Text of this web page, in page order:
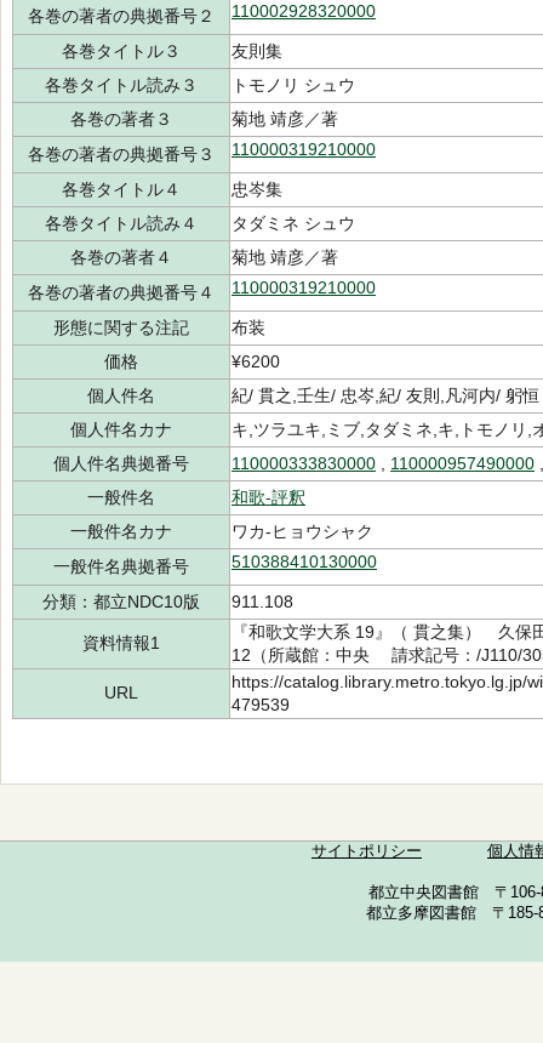
各巻の著者の典拠番号２
110002928320000
各巻タイトル３
友則集
各巻タイトル読み３
トモノリ シュウ
各巻の著者３
菊地 靖彦／著
各巻の著者の典拠番号３
110000319210000
各巻タイトル４
忠岑集
各巻タイトル読み４
タダミネ シュウ
各巻の著者４
菊地 靖彦／著
各巻の著者の典拠番号４
110000319210000
形態に関する注記
布装
価格
¥6200
個人件名
紀/ 貫之,壬生/ 忠岑,紀/ 友則,凡河内/ 躬恒
個人件名カナ
キ,ツラユキ,ミブ,タダミネ,キ,トモノリ,
個人件名典拠番号
110000333830000 110000957490000
一般件名
和歌-評釈
一般件名カナ
ワカ-ヒョウシャク
一般件名典拠番号
510388410130000
分類：都立NDC10版 911.108
資料情報1
『和歌文学大系 19』（ 貫之集） 久
12（所蔵館：中央 請求記号：/J110/
URL
https://catalog.library.metro.tokyo.lg.jp/
479539
サイトポリシー 個人情
都立中央図書館 〒
都立多摩図書館 〒185-